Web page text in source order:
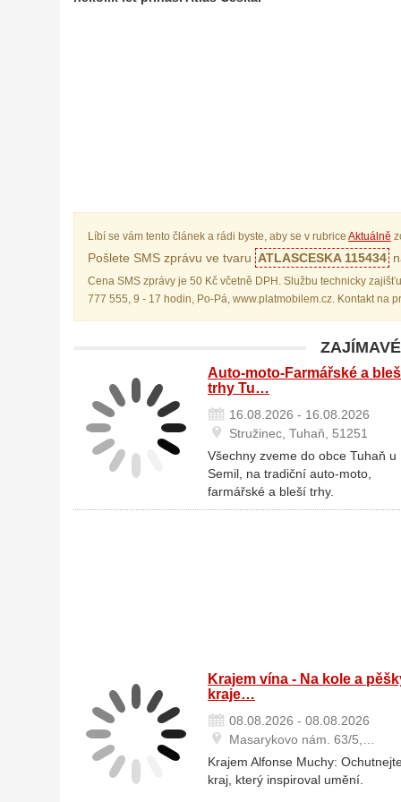
Líbí se vám tento článek a rádi byste, aby se v rubrice Aktuálně
Pošlete SMS zprávu ve tvaru ATLASCESKA 115434
Cena SMS zprávy je 50 Kč včetně DPH. Službu technicky
777 555, 9 - 17 hodin, Po-Pá, www.platmobilem.cz. Kontakt na
Auto-moto-Farmářské a
trhy Tu…
16.08.2026 - 16.08.2026
Stružinec, Tuhaň, 51251
Všechny zveme do obce Tuhaň u
Semil, na tradiční auto-moto,
farmářské a bleší trhy.
Krajem vína - Na kole a
kraje…
08.08.2026 - 08.08.2026
Masarykovo nám. 63/5,…
Krajem Alfonse Muchy:
kraj, který inspiroval umění.